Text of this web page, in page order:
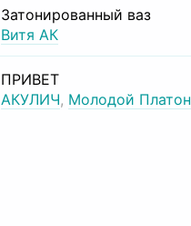
Затонированный ваз
Витя АК
ПРИВЕТ
АКУЛИЧ, Молодой Платон